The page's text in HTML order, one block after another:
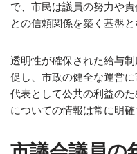
で、市民は議員の努力や
との信頼関係を築く基盤と
透明性が確保された給与
促し、市政の健全な運営
代表として公共の利益の
についての情報は常に明確